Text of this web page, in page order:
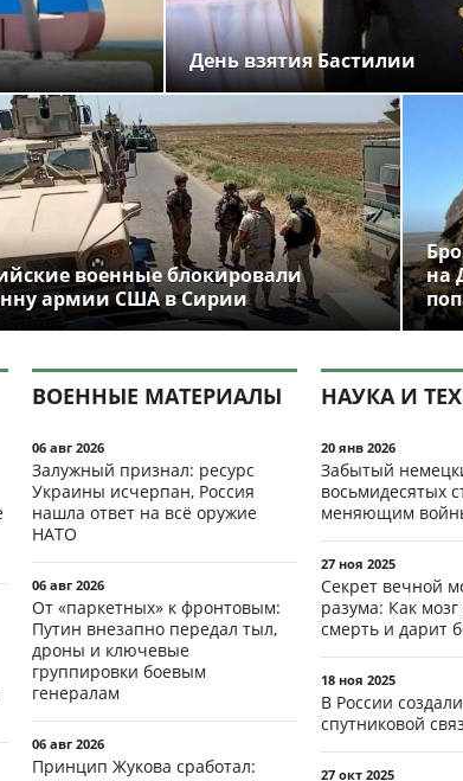
День взятия Бастилии
военные блокировали
армии США в Сирии
на
ВОЕННЫЕ МАТЕРИАЛЫ
06 авг 2026
Залужный признал: ресурс
Украины исчерпан, Россия
нашла ответ на всё оружие
НАТО
06 авг 2026
От «паркетных» к фронтовым:
Путин внезапно передал тыл,
дроны и ключевые
группировки боевым
генералам
06 авг 2026
Принцип Жукова сработал:
НАУКА И
20 янв 2026
Забытый
восьмидесятых
меняющим
27 ноя 2025
Секрет вечной
разума: Как
смерть и дарит
18 ноя 2025
В России
спутниковой
27 окт 2025